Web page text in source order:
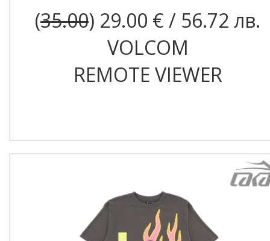
(35.00) 29.00 € / 56.72 лв.
VOLCOM
REMOTE VIEWER